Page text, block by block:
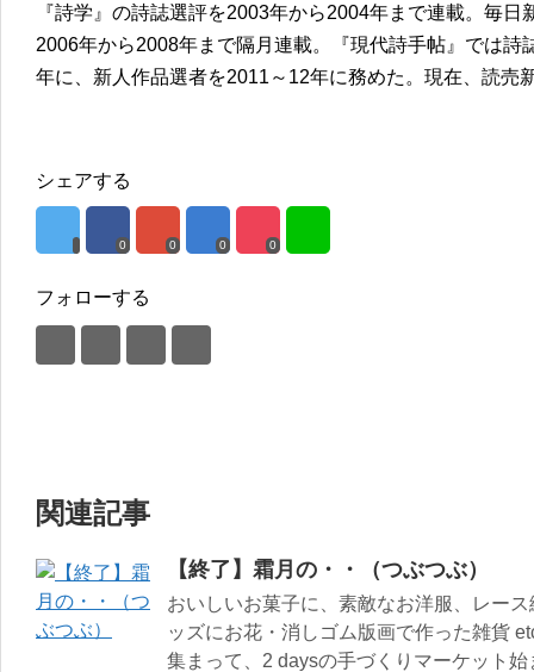
『詩学』の詩誌選評を2003年から2004年まで連載。毎
2006年から2008年まで隔月連載。『現代詩手帖』では詩
年に、新人作品選者を2011～12年に務めた。現在、読売
シェアする
0 0 0 0
フォローする
関連記事
【終了】霜月の・・（つぶつぶ）
おいしいお菓子に、素敵なお洋服、レー
ッズにお花・消しゴム版画で作った雑貨
集まって、2 daysの手づくりマーケット